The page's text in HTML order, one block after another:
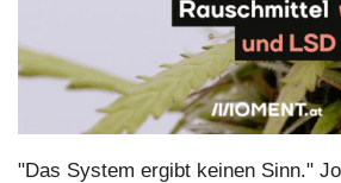
"Das System ergibt keinen Sinn."